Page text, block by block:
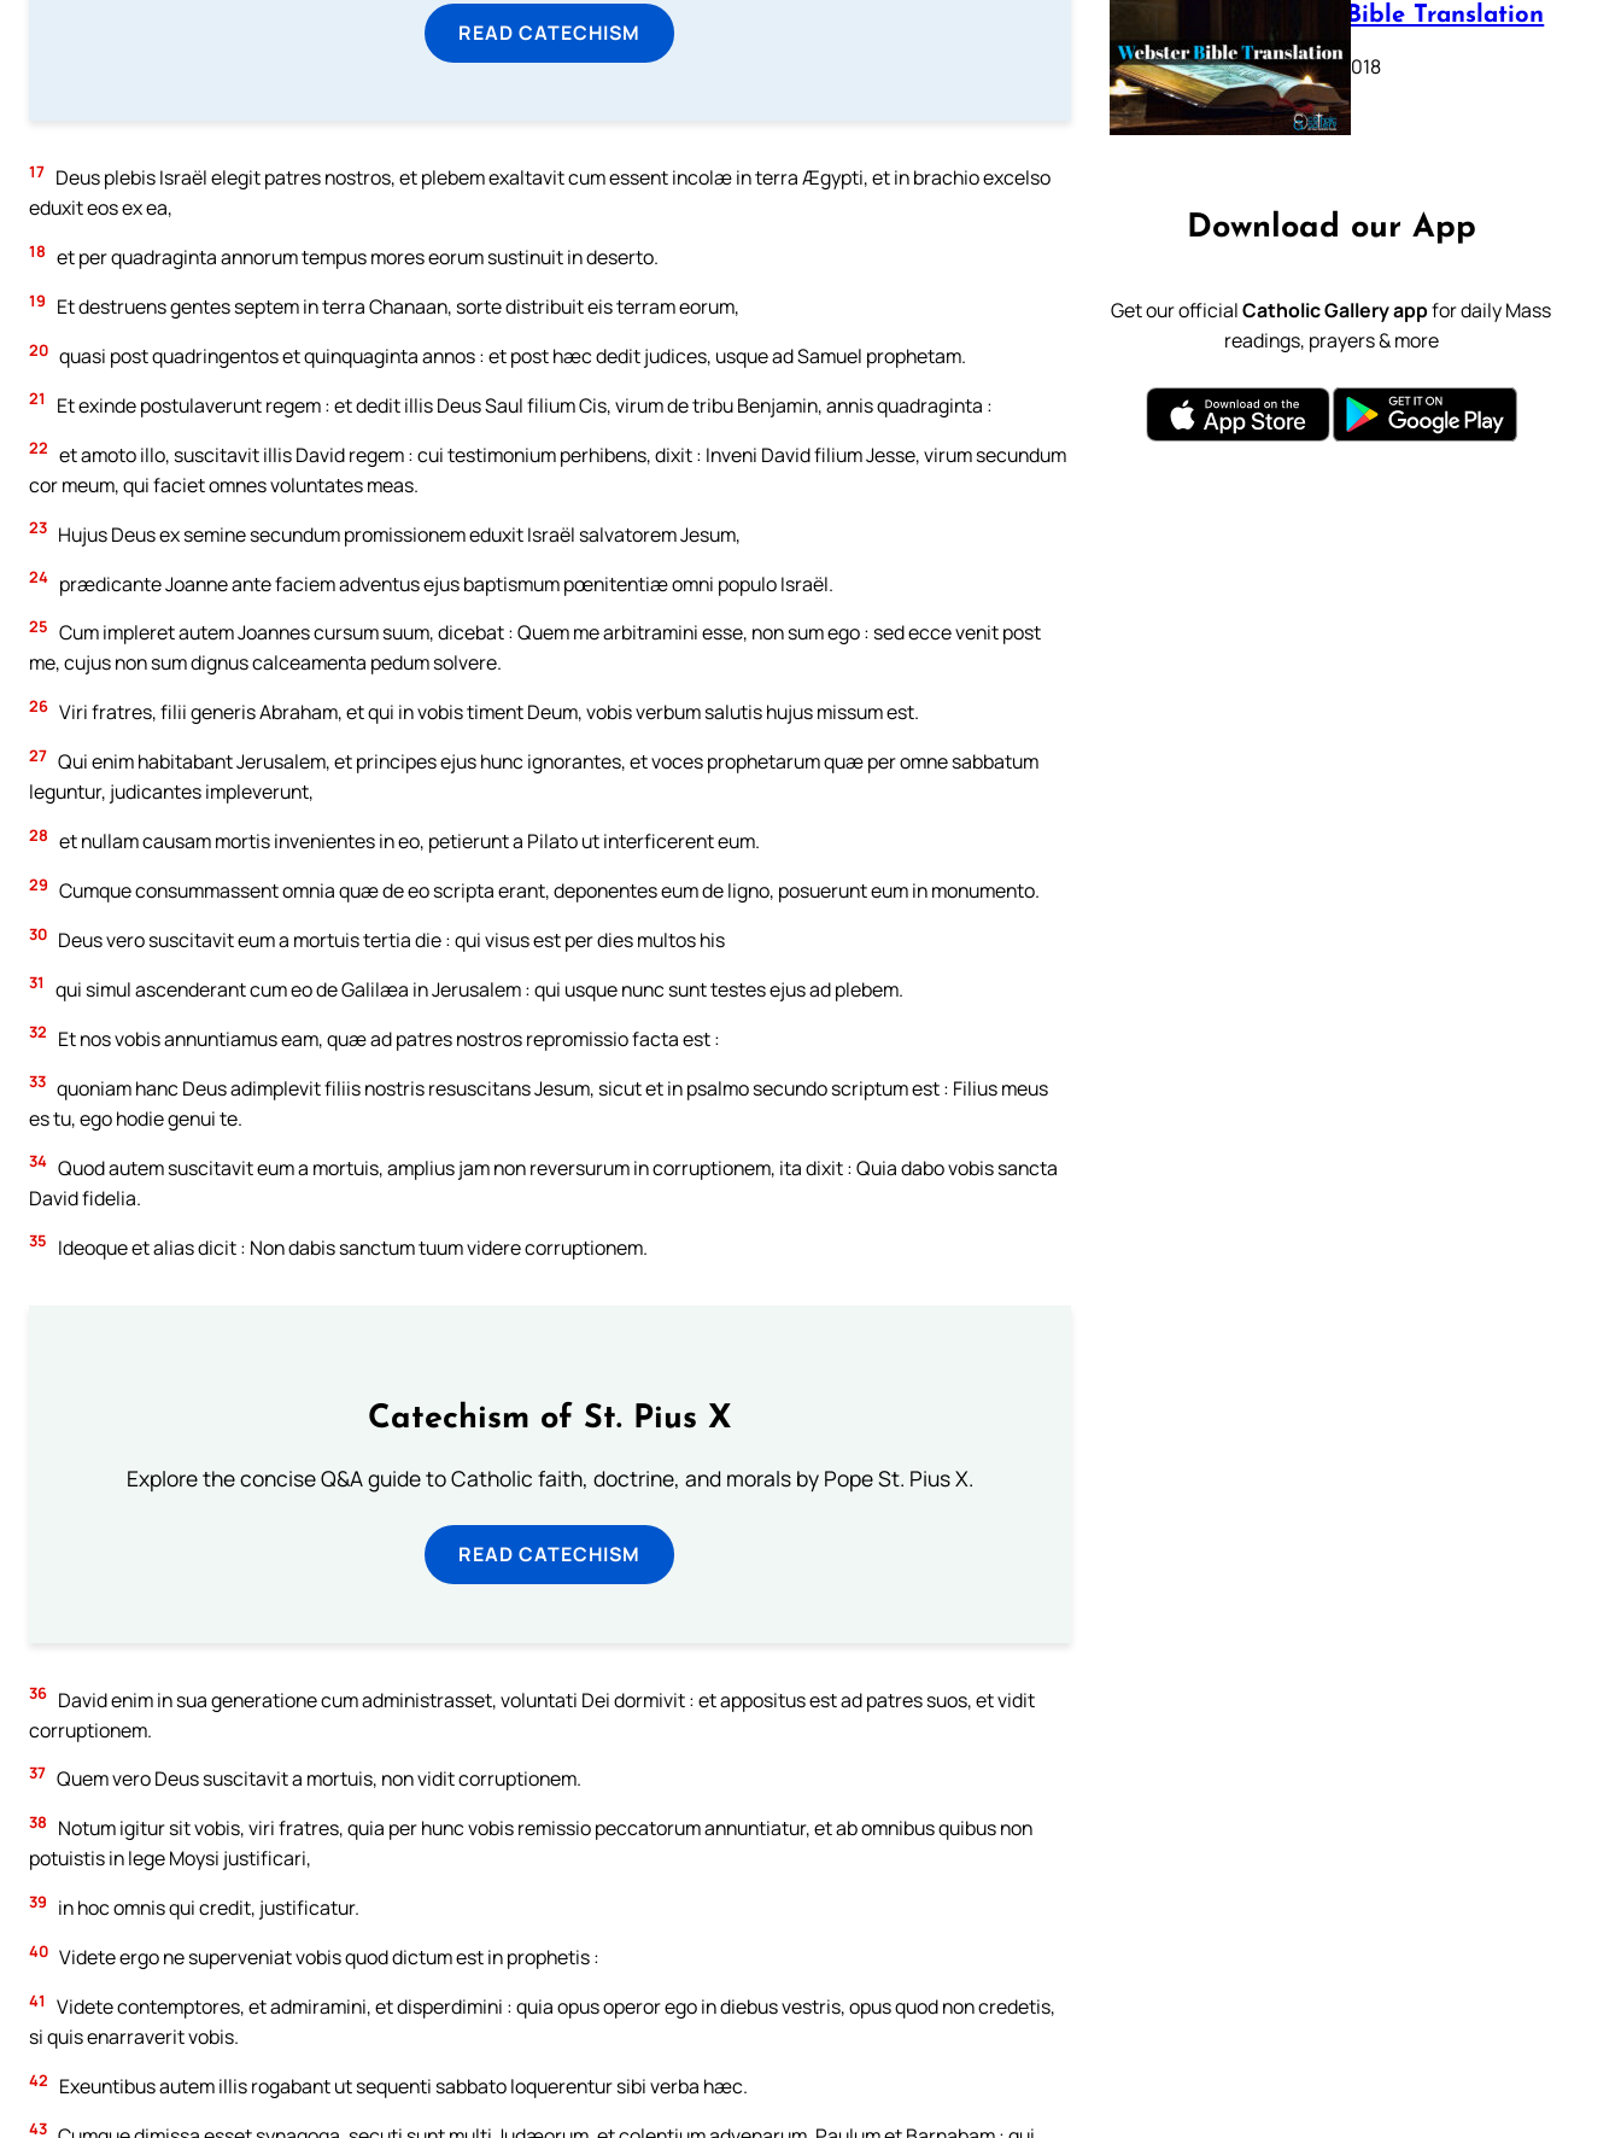
READ CATECHISM
17 Deus plebis Israël elegit patres nostros, et plebem exaltavit cum essent incolæ in terra Ægypti, et in brachio excelso
eduxit eos ex ea,
18 et per quadraginta annorum tempus mores eorum sustinuit in deserto.
19 Et destruens gentes septem in terra Chanaan, sorte distribuit eis terram eorum,
20 quasi post quadringentos et quinquaginta annos : et post hæc dedit judices, usque ad Samuel prophetam.
21 Et exinde postulaverunt regem : et dedit illis Deus Saul filium Cis, virum de tribu Benjamin, annis quadraginta :
22 et amoto illo, suscitavit illis David regem : cui testimonium perhibens, dixit : Inveni David filium Jesse, virum secundum
cor meum, qui faciet omnes voluntates meas.
23 Hujus Deus ex semine secundum promissionem eduxit Israël salvatorem Jesum,
24 prædicante Joanne ante faciem adventus ejus baptismum pœnitentiæ omni populo Israël.
25 Cum impleret autem Joannes cursum suum, dicebat : Quem me arbitramini esse, non sum ego : sed ecce venit post
me, cujus non sum dignus calceamenta pedum solvere.
26 Viri fratres, filii generis Abraham, et qui in vobis timent Deum, vobis verbum salutis hujus missum est.
27 Qui enim habitabant Jerusalem, et principes ejus hunc ignorantes, et voces prophetarum quæ per omne sabbatum
leguntur, judicantes impleverunt,
28 et nullam causam mortis invenientes in eo, petierunt a Pilato ut interficerent eum.
29 Cumque consummassent omnia quæ de eo scripta erant, deponentes eum de ligno, posuerunt eum in monumento.
30 Deus vero suscitavit eum a mortuis tertia die : qui visus est per dies multos his
31 qui simul ascenderant cum eo de Galilæa in Jerusalem : qui usque nunc sunt testes ejus ad plebem.
32 Et nos vobis annuntiamus eam, quæ ad patres nostros repromissio facta est :
33 quoniam hanc Deus adimplevit filiis nostris resuscitans Jesum, sicut et in psalmo secundo scriptum est : Filius meus
es tu, ego hodie genui te.
34 Quod autem suscitavit eum a mortuis, amplius jam non reversurum in corruptionem, ita dixit : Quia dabo vobis sancta
David fidelia.
35 Ideoque et alias dicit : Non dabis sanctum tuum videre corruptionem.
Catechism of St. Pius X
Explore the concise Q&A guide to Catholic faith, doctrine, and morals by Pope St. Pius X.
READ CATECHISM
36 David enim in sua generatione cum administrasset, voluntati Dei dormivit : et appositus est ad patres suos, et vidit
corruptionem.
37 Quem vero Deus suscitavit a mortuis, non vidit corruptionem.
38
Notum igitur sit vobis, viri fratres, quia per hunc vobis remissio peccatorum annuntiatur, et ab omnibus quibus non
potuistis in lege Moysi justificari,
39 in hoc omnis qui credit, justificatur.
40 Videte ergo ne superveniat vobis quod dictum est in prophetis :
41
Videte contemptores, et admiramini, et disperdimini : quia opus operor ego in diebus vestris, opus quod non credetis,
si quis enarraverit vobis.
42 Exeuntibus autem illis rogabant ut sequenti sabbato loquerentur sibi verba hæc.
43
Webster Bible Translation
October 11, 2018
Download our App
Get our officialCatholic Gallery appfor daily Mass
readings, prayers & more